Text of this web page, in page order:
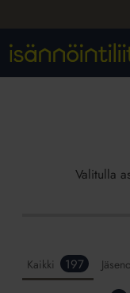
Valitulla
Kaikki 197